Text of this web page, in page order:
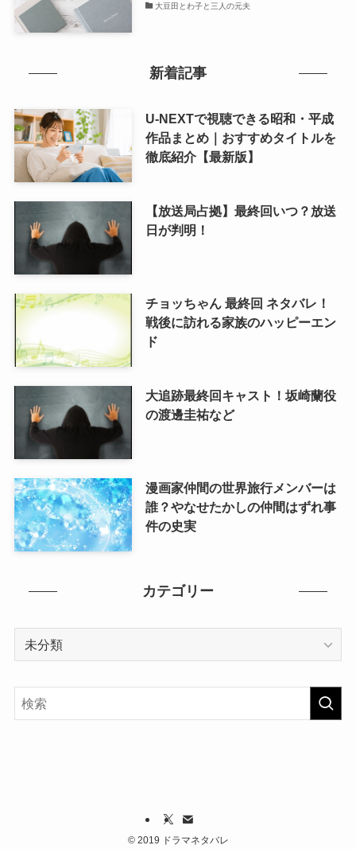
大豆田とわ子と三人の元夫
新着記事
U-NEXTで視聴できる昭和・平成
作品まとめ｜おすすめタイトルを
徹底紹介【最新版】
【放送局占拠】最終回いつ？放送
日が判明！
チョッちゃん 最終回 ネタバレ！
戦後に訪れる家族のハッピーエン
ド
大追跡最終回キャスト！坂崎蘭役
の渡邊圭祐など
漫画家仲間の世界旅行メンバーは
誰？やなせたかしの仲間はずれ事
件の史実
カテゴリー
リ
ー
©2019 ドラマネタバレ